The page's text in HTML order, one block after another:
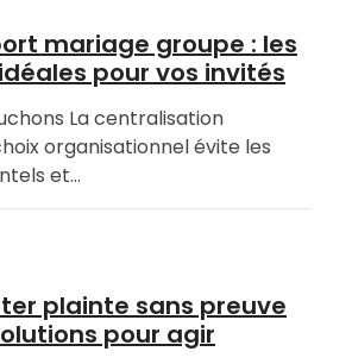
mariage groupe : les
pour vos invités
La centralisation
organisationnel évite les
et…
plainte sans preuve
pour agir